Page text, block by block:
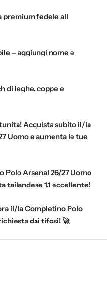
premium fedele all
– aggiungi nome e
di leghe, coppe e
Acquista subito il/la
Uomo e aumenta le tue
Polo Arsenal 26/27 Uomo
tailandese 1.1 eccellente!
il/la Completino Polo
dai tifosi! 🚀